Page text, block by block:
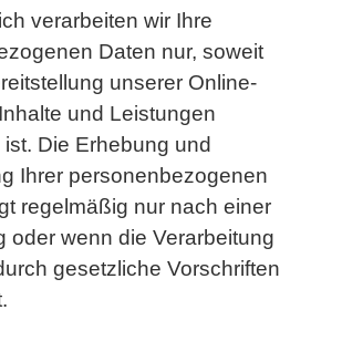
verarbeiten wir Ihre
Daten nur, soweit
unserer Online-
und Leistungen
Die Erhebung und
Ihrer personenbezogenen
regelmäßig nur nach einer
oder wenn die Verarbeitung
gesetzliche Vorschriften